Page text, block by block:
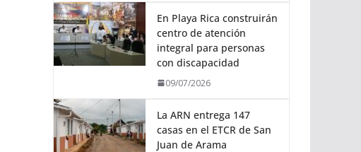
En Playa Rica construirán
centro de atención
integral para personas
con discapacidad
09/07/2026
La ARN entrega 147
casas en el ETCR de San
Juan de Arama